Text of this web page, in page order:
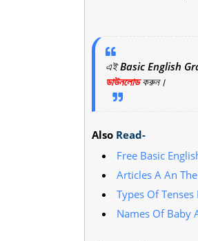
এইBasic English
ডাউনলোডকরুন।
Also Read-
Free Basic
Articles A An
Types Of Tenses
Names Of Baby